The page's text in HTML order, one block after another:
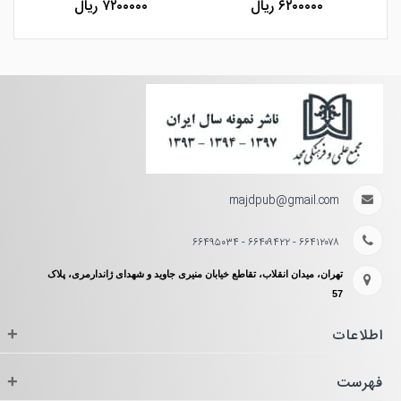
۶۲۰۰۰۰۰ ریال ۷۲۰۰۰۰۰ ریال
majdpub@gmail.com
۶۶۴۱۲۰۷۸ - ۶۶۴۰۹۴۲۲ - ۶۶۴۹۵۰۳۴
تهران، میدان انقلاب، تقاطع خیابان منیری جاوید و شهدای ژاندارمری، پلاک
57
اطلاعات +
فهرست +